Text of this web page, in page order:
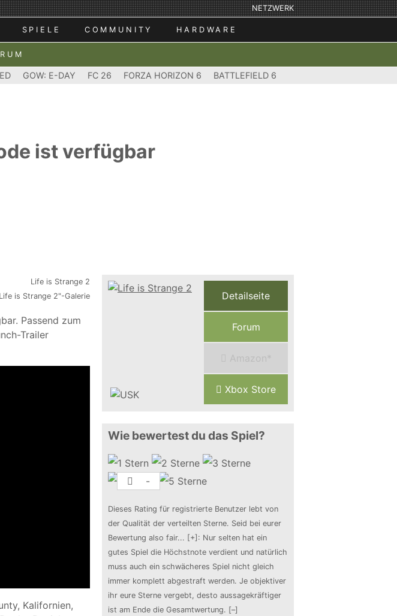
NETZWERK
SPIELE COMMUNITY HARDWARE
GOW: E-DAY FC 26 FORZA HORIZON 6 BATTLEFIELD 6
ist verfügbar
is Strange 2"-Galerie
Passend zum
Trailer
Kalifornien,
Detailseite
Forum
Amazon*
Xbox Store
Wie bewertest du das Spiel?
-
Dieses Rating für registrierte Benutzer lebt von
der Qualität der verteilten Sterne. Seid bei eurer
Bewertung also fair... [+] : Nur selten hat ein
gutes Spiel die Höchstnote verdient und natürlich
muss auch ein schwächeres Spiel nicht gleich
immer komplett abgestraft werden. Je objektiver
ihr eure Sterne vergebt, desto aussagekräftiger
ist am Ende die Gesamtwertung. [–]